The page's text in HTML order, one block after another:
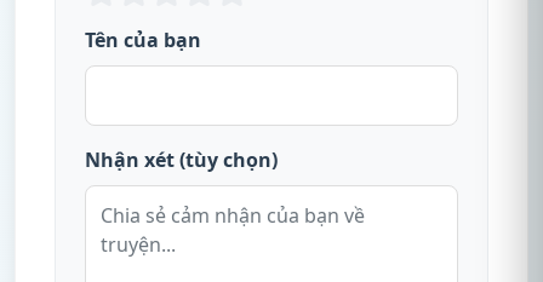
Tên của bạn
Nhận xét (tùy chọn)